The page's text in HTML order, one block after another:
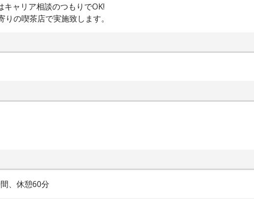
ャリア相談のつもりでOK!
の喫茶店で実施致します。
、休憩60分